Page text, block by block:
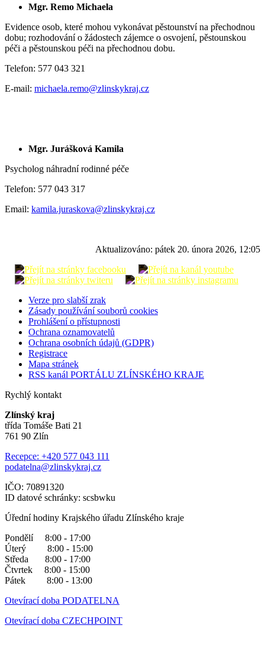
Mgr. Remo Michaela
Evidence osob, které mohou vykonávat pěstounství na přechodnou
dobu; rozhodování o žádostech zájemce o osvojení, pěstounskou
péči a pěstounskou péči na přechodnou dobu.
Telefon: 577 043 321
E-mail: michaela.remo@zlinskykraj.cz
Mgr. Jurášková Kamila
Psycholog náhradní rodinné péče
Telefon: 577 043 317
Email: kamila.juraskova@zlinskykraj.cz
Aktualizováno: pátek 20. února 2026, 12:05
Verze pro slabší zrak
Zásady používání souborů cookies
Prohlášení o přístupnosti
Ochrana oznamovatelů
Ochrana osobních údajů (GDPR)
Registrace
Mapa stránek
RSS kanál PORTÁLU ZLÍNSKÉHO KRAJE
Rychlý kontakt
Zlínský kraj
třída Tomáše Bati 21
761 90 Zlín
Recepce: +420 577 043 111
podatelna@zlinskykraj.cz
IČO: 70891320
ID datové schránky: scsbwku
Úřední hodiny Krajského úřadu Zlínského kraje
Pondělí 8:00 - 17:00
Úterý 8:00 - 15:00
Středa 8:00 - 17:00
Čtvrtek 8:00 - 15:00
Pátek 8:00 - 13:00
Otevírací doba PODATELNA
Otevírací doba CZECHPOINT